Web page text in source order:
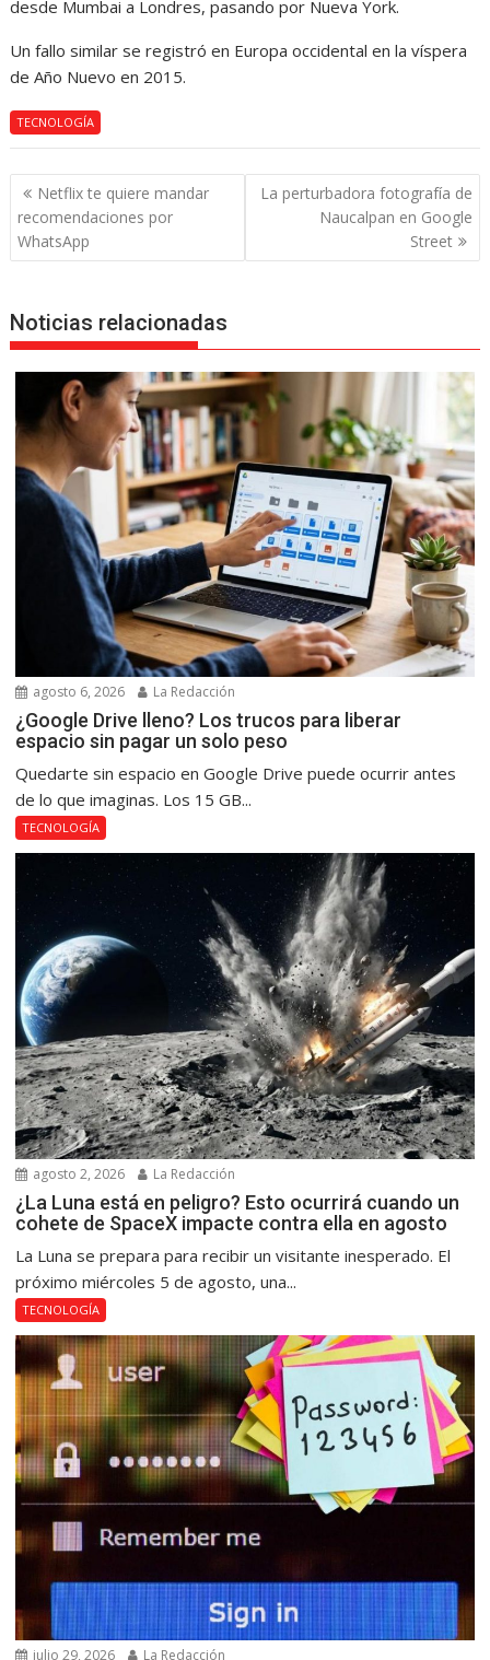
desde Mumbai a Londres, pasando por Nueva York.
Un fallo similar se registró en Europa occidental en la víspera
de Año Nuevo en 2015.
TECNOLOGÍA
Navegación
de
entradas
Netflix te quiere mandar
recomendaciones por
WhatsApp
La perturbadora fotografía de
Naucalpan en Google
Street
Noticias relacionadas
agosto 6, 2026 La Redacción
¿Google Drive lleno? Los trucos para liberar
espacio sin pagar un solo peso
Quedarte sin espacio en Google Drive puede ocurrir antes
de lo que imaginas. Los 15 GB...
TECNOLOGÍA
agosto 2, 2026 La Redacción
¿La Luna está en peligro? Esto ocurrirá cuando un
cohete de SpaceX impacte contra ella en agosto
La Luna se prepara para recibir un visitante inesperado. El
próximo miércoles 5 de agosto, una...
TECNOLOGÍA
julio 29, 2026 La Redacción